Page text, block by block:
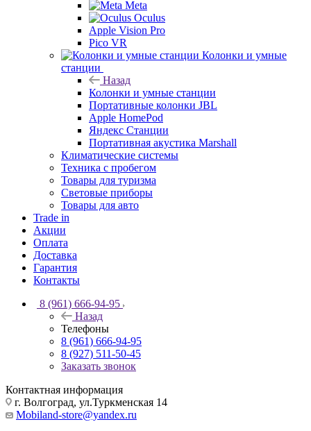
Meta
Oculus
Apple Vision Pro
Pico VR
Колонки и умные
станции
Назад
Колонки и умные станции
Портативные колонки JBL
Apple HomePod
Яндекс Станции
Портативная акустика Marshall
Климатические системы
Техника с пробегом
Товары для туризма
Световые приборы
Товары для авто
Trade in
Акции
Оплата
Доставка
Гарантия
Контакты
8 (961) 666-94-95
Назад
Телефоны
8 (961) 666-94-95
8 (927) 511-50-45
Заказать звонок
Контактная информация
г. Волгоград, ул.Туркменская 14
Mobiland-store@yandex.ru